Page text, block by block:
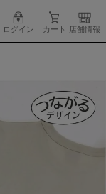
ログイン カート 店舗情報